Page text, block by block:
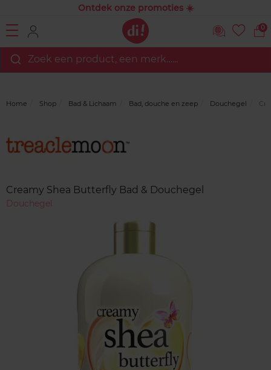
Ontdek onze promoties ☀️
0
Zoek een product, een merk…...
Home Shop Bad & Lichaam Bad, douche en zeep Douchegel
Creamy Shea Butterfly Bad & Douchegel
Douchegel